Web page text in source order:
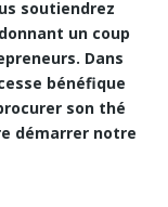
soutiendrez
un coup
Dans
bénéfique
son thé
démarrer notre